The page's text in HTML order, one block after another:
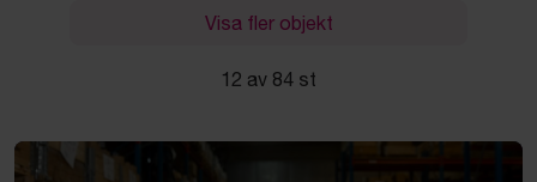
Visa fler objekt
12 av 84 st